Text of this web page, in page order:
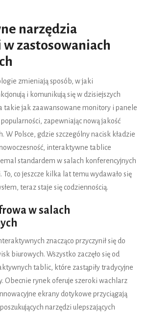
narzędzia
w zastosowaniach
zmieniają sposób, w jaki
i komunikują się w dzisiejszych
takie jak zaawansowane monitory i panele
zapewniając nową jakość
W Polsce, gdzie szczególny nacisk kładzie
interaktywne tablice
standardem w salach konferencyjnych
co jeszcze kilka lat temu wydawało się
teraz staje się codziennością.
w salach
znacząco przyczynił się do
biurowych. Wszystko zaczęło się od
tablic, które zastąpiły tradycyjne
Obecnie rynek oferuje szeroki wachlarz
ekrany dotykowe przyciągają
narzędzi ulepszających